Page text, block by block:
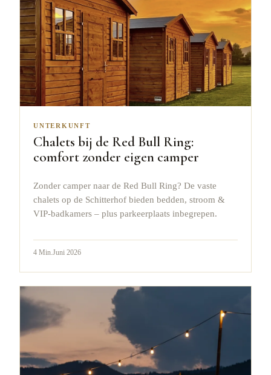
UNTERKUNFT
Chalets bij de Red Bull Ring:
comfort zonder eigen camper
Zonder camper naar de Red Bull Ring? De vaste
chalets op de Schitterhof bieden bedden, stroom &
VIP-badkamers – plus parkeerplaats inbegrepen.
4 Min. Juni 2026